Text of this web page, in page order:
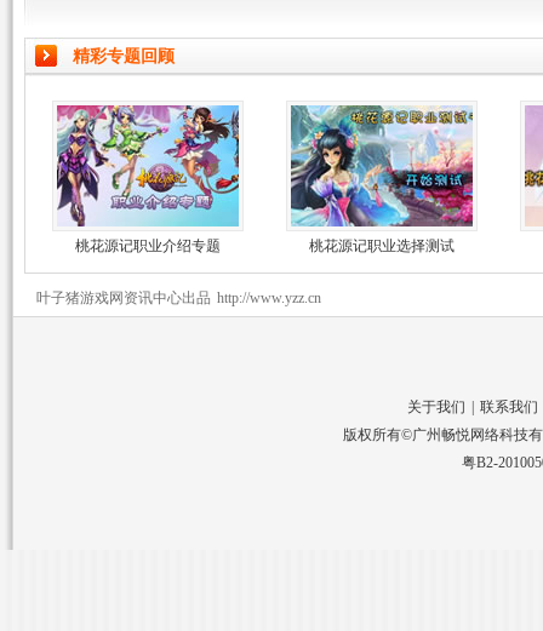
结语
精彩专题回顾
桃花源记职业介绍专题 桃花源记职业选择测试
叶子猪游戏网资讯中心出品 http://www.yzz.cn
关于我们
联系我们
版权所有©广州畅悦网络科技
粤B2-